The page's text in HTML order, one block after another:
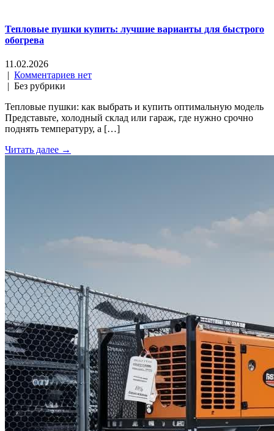
Тепловые пушки купить: лучшие варианты для быстрого
обогрева
11.02.2026
Комментариев нет
| Без рубрики
Тепловые пушки: как выбрать и купить оптимальную модель
Представьте, холодный склад или гараж, где нужно срочно
поднять температуру, а […]
Читать далее →